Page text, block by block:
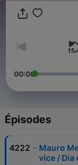
00:00
Épisodes
4222 - Mauro
vice / Dia